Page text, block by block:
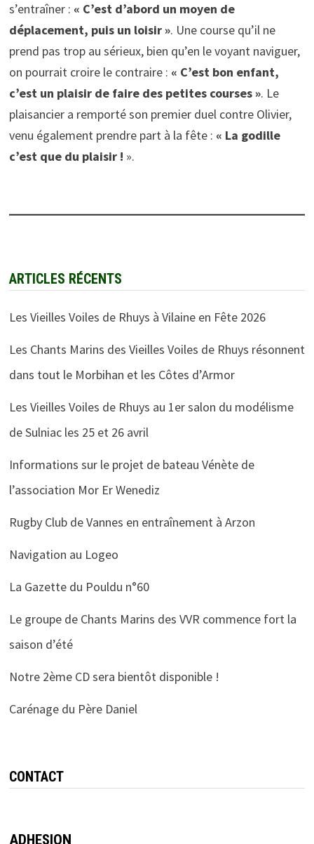
s’entraîner : « C’est d’abord un moyen de
déplacement, puis un loisir ». Une course qu’il ne
prend pas trop au sérieux, bien qu’en le voyant naviguer,
on pourrait croire le contraire : « C’est bon enfant,
c’est un plaisir de faire des petites courses ». Le
plaisancier a remporté son premier duel contre Olivier,
venu également prendre part à la fête : « La godille
c’est que du plaisir ! ».
ARTICLES RÉCENTS
Les Vieilles Voiles de Rhuys à Vilaine en Fête 2026
Les Chants Marins des Vieilles Voiles de Rhuys résonnent
dans tout le Morbihan et les Côtes d’Armor
Les Vieilles Voiles de Rhuys au 1er salon du modélisme
de Sulniac les 25 et 26 avril
Informations sur le projet de bateau Vénète de
l’association Mor Er Wenediz
Rugby Club de Vannes en entraînement à Arzon
Navigation au Logeo
La Gazette du Pouldu n°60
Le groupe de Chants Marins des VVR commence fort la
saison d’été
Notre 2ème CD sera bientôt disponible !
Carénage du Père Daniel
CONTACT
ADHESION